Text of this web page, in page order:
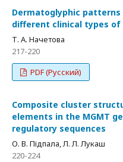
Dermatoglyphic
different clinical types of
Т. А. Начетова
217-220
PDF (Русский)
Composite cluster
elements in the MGMT
regulatory sequences
О. В. Підпала, Л. Л. Лукаш
220-224